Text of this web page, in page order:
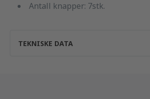
Antall knapper: 7stk.
TEKNISKE DATA